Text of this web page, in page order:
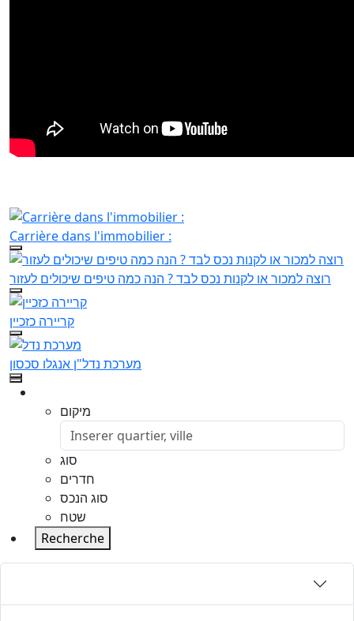
Carrière dans l'immobilier :
רוצה למכור או לקנות נכס לבד ? הנה כמה טיפים שיכולים לעזור
קריירה כזכיין
מערכת נדל"ן אנגלו סכסון
מיקום
סוג
חדרים
סוג הנכס
שטח
Recherche